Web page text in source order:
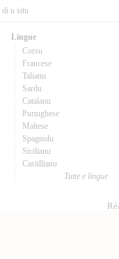
di u situ
Lingue
Corsu
Francese
Talianu
Sardu
Catalanu
Purtughese
Maltese
Spagnolu
Sicilianu
Castillianu
Tutte e lingue